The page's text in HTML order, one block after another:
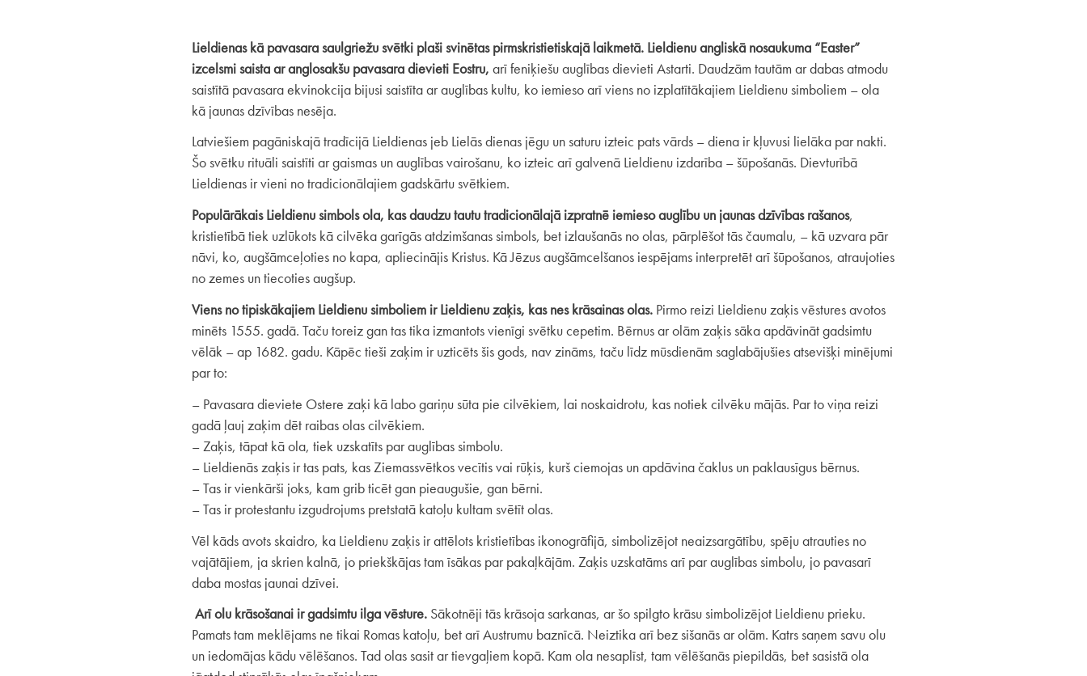
Lieldienas kā pavasara saulgriežu svētki plaši svinētas pirmskristietiskajā laikmetā. Lieldienu angliskā nosaukuma “Easter”
izcelsmi saista ar anglosakšu pavasara dievieti Eostru, arī feniķiešu auglības dievieti Astarti. Daudzām tautām ar dabas atmodu
saistītā pavasara ekvinokcija bijusi saistīta ar auglības kultu, ko iemieso arī viens no izplatītākajiem Lieldienu simboliem – ola
kā jaunas dzīvības nesēja.
Latviešiem pagāniskajā tradīcijā Lieldienas jeb Lielās dienas jēgu un saturu izteic pats vārds – diena ir kļuvusi lielāka par nakti.
Šo svētku rituāli saistīti ar gaismas un auglības vairošanu, ko izteic arī galvenā Lieldienu izdarība – šūpošanās. Dievturībā
Lieldienas ir vieni no tradicionālajiem gadskārtu svētkiem.
Populārākais Lieldienu simbols ola, kas daudzu tautu tradicionālajā izpratnē iemieso auglību un jaunas dzīvības rašanos,
kristietībā tiek uzlūkots kā cilvēka garīgās atdzimšanas simbols, bet izlaušanās no olas, pārplēšot tās čaumalu, – kā uzvara pār
nāvi, ko, augšāmceļoties no kapa, apliecinājis Kristus. Kā Jēzus augšāmcelšanos iespējams interpretēt arī šūpošanos, atraujoties
no zemes un tiecoties augšup.
Viens no tipiskākajiem Lieldienu simboliem ir Lieldienu zaķis, kas nes krāsainas olas. Pirmo reizi Lieldienu zaķis vēstures avotos
minēts 1555. gadā. Taču toreiz gan tas tika izmantots vienīgi svētku cepetim. Bērnus ar olām zaķis sāka apdāvināt gadsimtu
vēlāk – ap 1682. gadu. Kāpēc tieši zaķim ir uzticēts šis gods, nav zināms, taču līdz mūsdienām saglabājušies atsevišķi minējumi
par to:
– Pavasara dieviete Ostere zaķi kā labo gariņu sūta pie cilvēkiem, lai noskaidrotu, kas notiek cilvēku mājās. Par to viņa reizi
gadā ļauj zaķim dēt raibas olas cilvēkiem.
– Zaķis, tāpat kā ola, tiek uzskatīts par auglības simbolu.
– Lieldienās zaķis ir tas pats, kas Ziemassvētkos vecītis vai rūķis, kurš ciemojas un apdāvina čaklus un paklausīgus bērnus.
– Tas ir vienkārši joks, kam grib ticēt gan pieaugušie, gan bērni.
– Tas ir protestantu izgudrojums pretstatā katoļu kultam svētīt olas.
Vēl kāds avots skaidro, ka Lieldienu zaķis ir attēlots kristietības ikonogrāfijā, simbolizējot neaizsargātību, spēju atrauties no
vajātājiem, ja skrien kalnā, jo priekškājas tam īsākas par pakaļkājām. Zaķis uzskatāms arī par auglības simbolu, jo pavasarī
daba mostas jaunai dzīvei.
Arī olu krāsošanai ir gadsimtu ilga vēsture.Sākotnēji tās krāsoja sarkanas, ar šo spilgto krāsu simbolizējot Lieldienu prieku.
Pamats tam meklējams ne tikai Romas katoļu, bet arī Austrumu baznīcā. Neiztika arī bez sišanās ar olām. Katrs saņem savu olu
un iedomājas kādu vēlēšanos. Tad olas sasit ar tievgaļiem kopā. Kam ola nesaplīst, tam vēlēšanās piepildās, bet sasistā ola